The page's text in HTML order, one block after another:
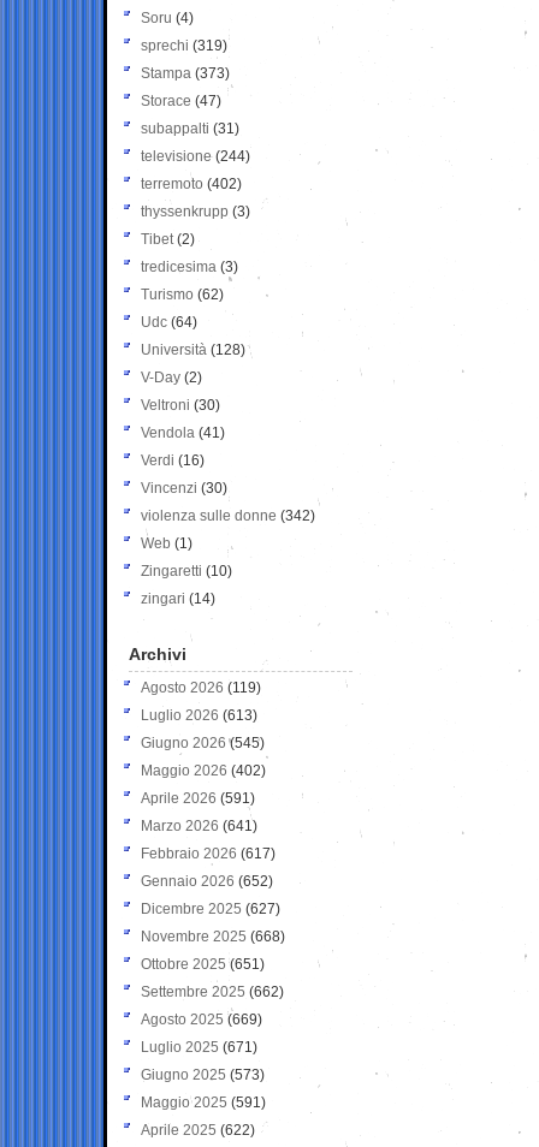
Soru (4)
sprechi (319)
Stampa (373)
Storace (47)
subappalti (31)
televisione(244)
terremoto (402)
thyssenkrupp (3)
Tibet(2)
tredicesima (3)
Turismo (62)
Udc (64)
Università (128)
V-Day (2)
Veltroni (30)
Vendola (41)
Verdi (16)
Vincenzi (30)
violenza sulle donne (342)
Web (1)
Zingaretti (10)
zingari (14)
Archivi
Agosto 2026 (119)
Luglio 2026 (613)
Giugno 2026 (545)
Maggio 2026 (402)
Aprile 2026 (591)
Marzo 2026 (641)
Febbraio 2026 (617)
Gennaio 2026 (652)
Dicembre 2025 (627)
Novembre 2025 (668)
Ottobre 2025 (651)
Settembre 2025 (662)
Agosto 2025 (669)
Luglio 2025 (671)
Giugno 2025 (573)
Maggio 2025 (591)
Aprile 2025 (622)